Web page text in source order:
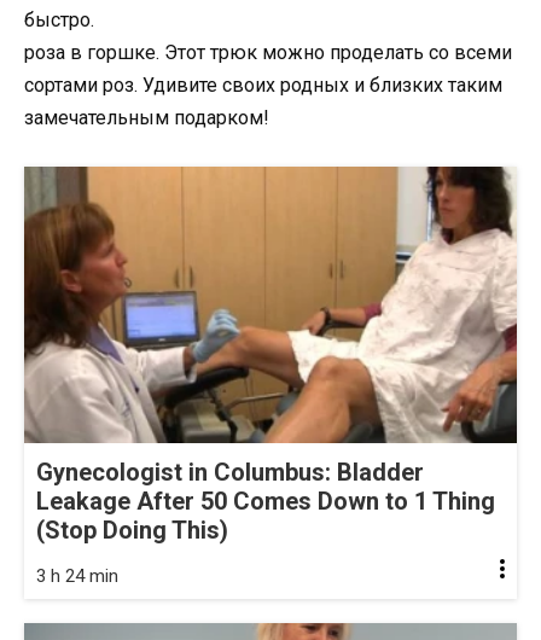
быстро.
роза в горшке. Этот трюк можно проделать со всеми
сортами роз. Удивите своих родных и близких таким
замечательным подарком!
Gynecologist in Columbus: Bladder
Leakage After 50 Comes Down to 1 Thing
(Stop Doing This)
3 h 24 min